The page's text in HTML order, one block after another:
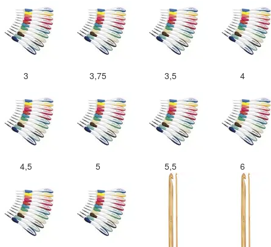
3 3,75 3,5 4
4,5 5 5,5 6